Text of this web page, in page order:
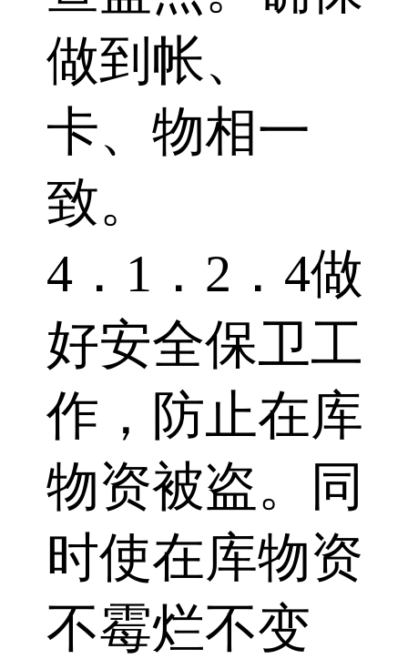
做到帐、
卡、物相一
致。
4．1．2．4做
好安全保卫工
作，防止在库
物资被盗。同
时使在库物资
不霉烂不变